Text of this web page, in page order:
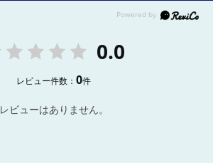
0.0
レビュー件数：0件
レビューはありません。